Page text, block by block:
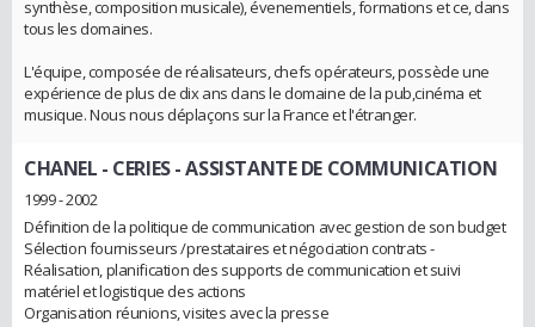
synthèse, composition musicale), évenementiels, formations et ce, dans
tous les domaines.
L'équipe, composée de réalisateurs, chefs opérateurs, possède une
expérience de plus de dix ans dans le domaine de la pub,cinéma et
musique. Nous nous déplaçons sur la France et l'étranger.
CHANEL - CERIES- ASSISTANTE DE COMMUNICATION
1999 - 2002
Définition de la politique de communication avec gestion de son budget
Sélection fournisseurs /prestataires et négociation contrats -
Réalisation, planification des supports de communication et suivi
matériel et logistique des actions
Organisation réunions, visites avec la presse